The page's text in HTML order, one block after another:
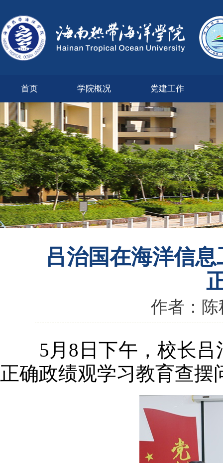
首页 学院概况 党建工作
吕治国在海洋信
作者：陈
5月8日下午，校长吕
正确政绩观学习教育查